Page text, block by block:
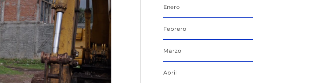
Enero
Febrero
Marzo
Abril